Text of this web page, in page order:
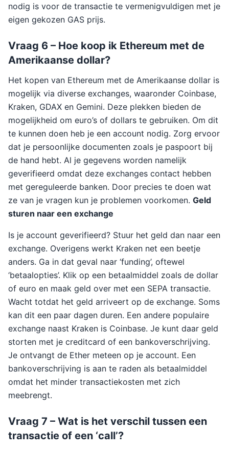
nodig is voor de transactie te vermenigvuldigen met je
eigen gekozen GAS prijs.
Vraag 6 – Hoe koop ik Ethereum met de
Amerikaanse dollar?
Het kopen van Ethereum met de Amerikaanse dollar is
mogelijk via diverse exchanges, waaronder Coinbase,
Kraken, GDAX en Gemini. Deze plekken bieden de
mogelijkheid om euro’s of dollars te gebruiken. Om dit
te kunnen doen heb je een account nodig. Zorg ervoor
dat je persoonlijke documenten zoals je paspoort bij
de hand hebt. Al je gegevens worden namelijk
geverifieerd omdat deze exchanges contact hebben
met gereguleerde banken. Door precies te doen wat
ze van je vragen kun je problemen voorkomen. Geld
sturen naar een exchange
Is je account geverifieerd? Stuur het geld dan naar een
exchange. Overigens werkt Kraken net een beetje
anders. Ga in dat geval naar ‘funding’, oftewel
‘betaalopties’. Klik op een betaalmiddel zoals de dollar
of euro en maak geld over met een SEPA transactie.
Wacht totdat het geld arriveert op de exchange. Soms
kan dit een paar dagen duren. Een andere populaire
exchange naast Kraken is Coinbase. Je kunt daar geld
storten met je creditcard of een bankoverschrijving.
Je ontvangt de Ether meteen op je account. Een
bankoverschrijving is aan te raden als betaalmiddel
omdat het minder transactiekosten met zich
meebrengt.
Vraag 7 – Wat is het verschil tussen een
transactie of een ‘call’?